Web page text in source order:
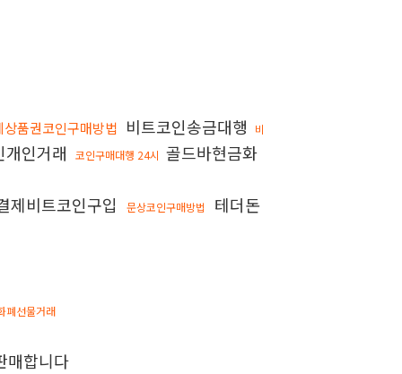
상품권코인구매방법 비트코인송금대행
비
개인거래 코인구매대행 24시 골드바현금화
제비트코인구입 문상코인구매방법
테더돈
폐선물거래
매합니다